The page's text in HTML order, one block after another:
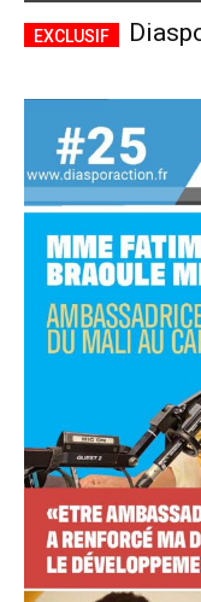
Accès
$22 / an
Tous les articles
Annonces